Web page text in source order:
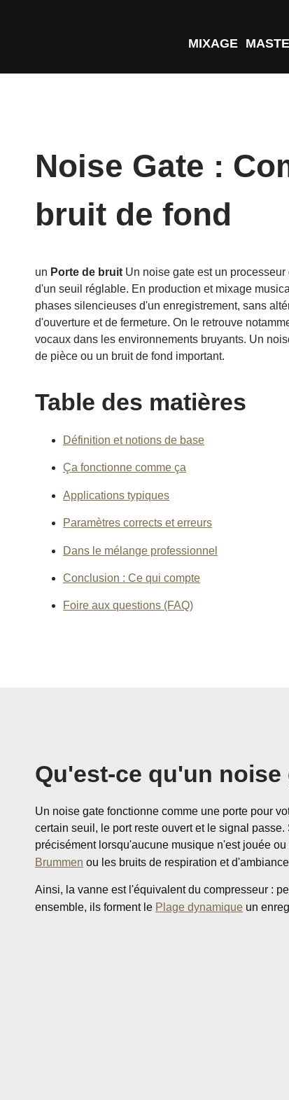
MIXAGE
Noise Gate :
bruit de fond
un Porte de bruit Un noise gate est un
d'un seuil réglable. En production et mixage
phases silencieuses d'un enregistrement, sans
d'ouverture et de fermeture. On le retrouve
vocaux dans les environnements bruyants. Un
de pièce ou un bruit de fond important.
Table des matières
Définition et notions de base
Ça fonctionne comme ça
Applications typiques
Paramètres corrects et erreurs
Dans le mélange professionnel
Conclusion : Ce qui compte
Foire aux questions (FAQ)
Qu'est-ce qu'un noise
Un noise gate fonctionne comme une porte pour
certain seuil, le port reste ouvert et le signal
précisément lorsqu'aucune musique n'est jouée
Brummen ou les bruits de respiration et
Ainsi, la vanne est l'équivalent du compresseur :
ensemble, ils forment le Plage dynamique un